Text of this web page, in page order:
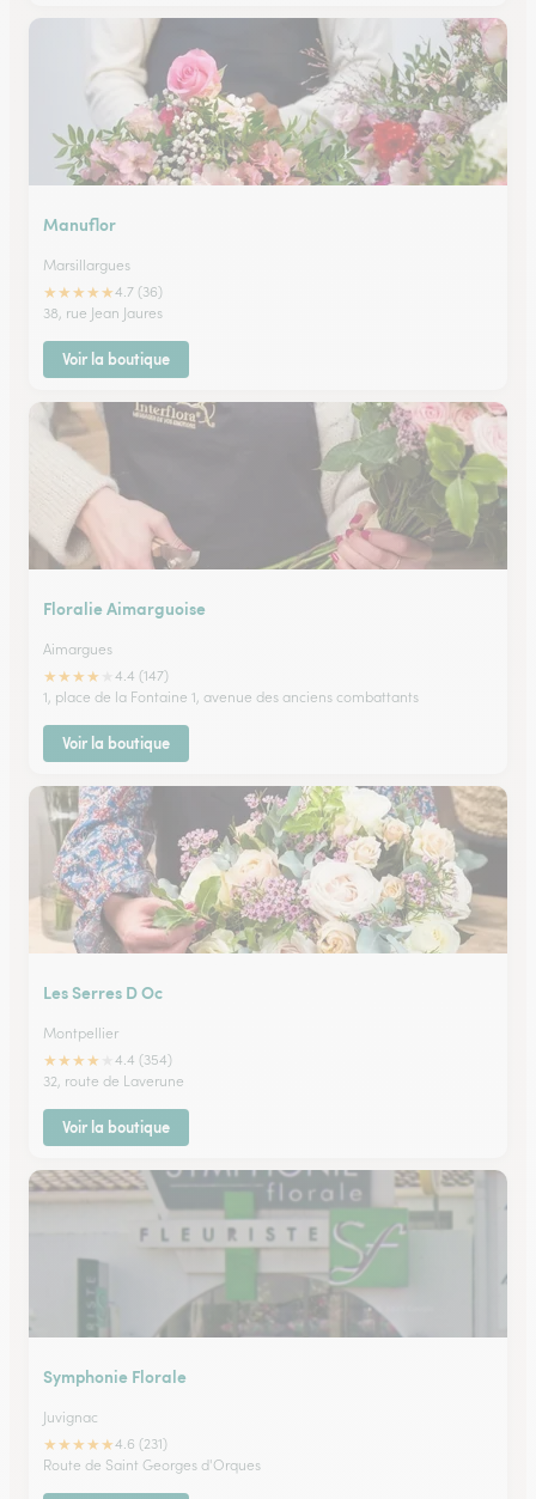
Manuflor
Marsillargues
★★★★★4.7 (36)
38, rue Jean Jaures
Voir la boutique
Floralie Aimarguoise
Aimargues
★★★★
4.4 (147)
1, place de la Fontaine 1, avenue des anciens combattants
Voir la boutique
Les Serres D Oc
Montpellier
★★★★
4.4 (354)
32, route de Laverune
Voir la boutique
Symphonie Florale
Juvignac
★★★★★4.6 (231)
Route de Saint Georges d'Orques